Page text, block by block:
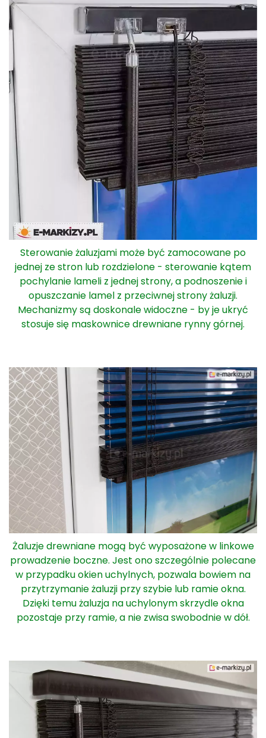
Sterowanie żaluzjami może być zamocowane po
jednej ze stron lub rozdzielone - sterowanie kątem
pochylanie lameli z jednej strony, a podnoszenie i
opuszczanie lamel z przeciwnej strony żaluzji.
Mechanizmy są doskonale widoczne - by je ukryć
stosuje się maskownice drewniane rynny górnej.
Żaluzje drewniane mogą być wyposażone w linkowe
prowadzenie boczne. Jest ono szczególnie polecane
w przypadku okien uchylnych, pozwala bowiem na
przytrzymanie żaluzji przy szybie lub ramie okna.
Dzięki temu żaluzja na uchylonym skrzydle okna
pozostaje przy ramie, a nie zwisa swobodnie w dół.